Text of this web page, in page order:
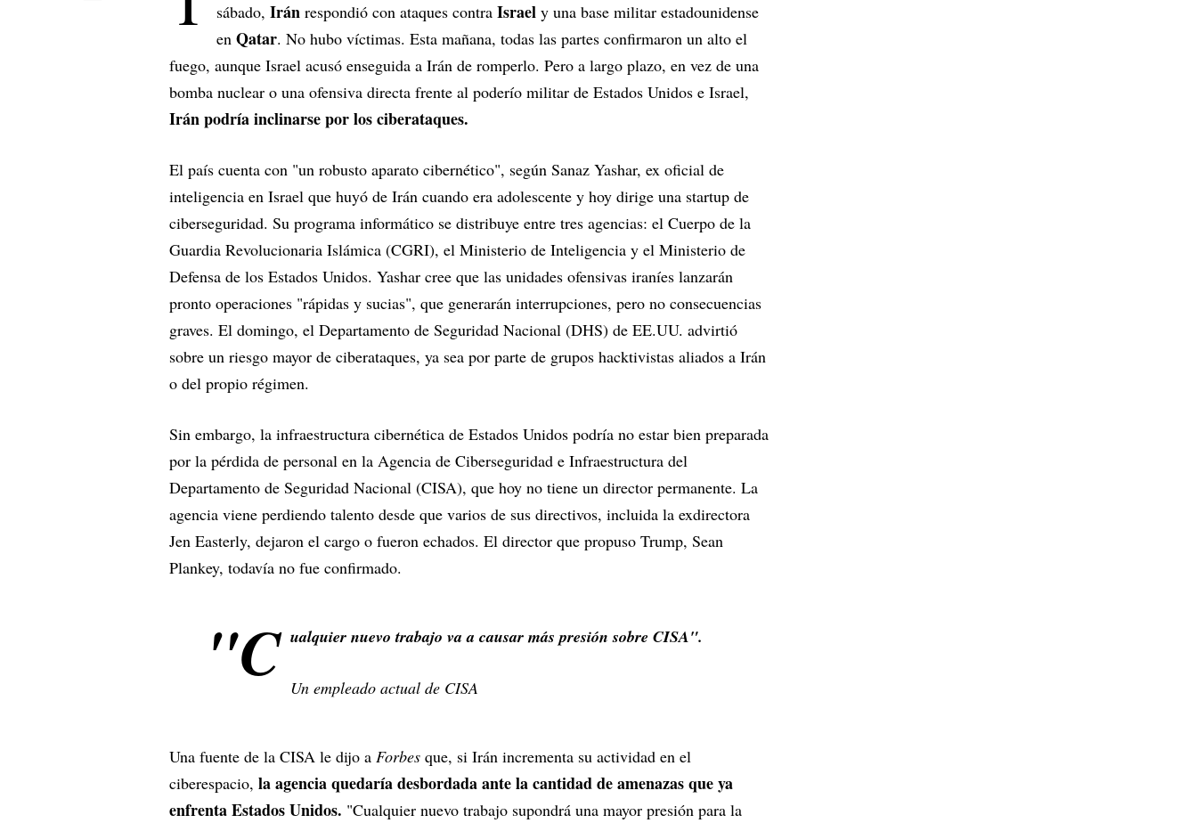
sábado, Irán respondió con ataques contra Israel y una base militar estadounidense
en Qatar. No hubo víctimas. Esta mañana, todas las partes confirmaron un alto el
fuego, aunque Israel acusó enseguida a Irán de romperlo. Pero a largo plazo, en vez de una
bomba nuclear o una ofensiva directa frente al poderío militar de Estados Unidos e Israel,
Irán podría inclinarse por los ciberataques.
El país cuenta con "un robusto aparato cibernético", según Sanaz Yashar, ex oficial de
inteligencia en Israel que huyó de Irán cuando era adolescente y hoy dirige una startup de
ciberseguridad. Su programa informático se distribuye entre tres agencias: el Cuerpo de la
Guardia Revolucionaria Islámica (CGRI), el Ministerio de Inteligencia y el Ministerio de
Defensa de los Estados Unidos. Yashar cree que las unidades ofensivas iraníes lanzarán
pronto operaciones "rápidas y sucias", que generarán interrupciones, pero no consecuencias
graves. El domingo, el Departamento de Seguridad Nacional (DHS) de EE.UU. advirtió
sobre un riesgo mayor de ciberataques, ya sea por parte de grupos hacktivistas aliados a Irán
o del propio régimen.
Sin embargo, la infraestructura cibernética de Estados Unidos podría no estar bien preparada
por la pérdida de personal en la Agencia de Ciberseguridad e Infraestructura del
Departamento de Seguridad Nacional (CISA), que hoy no tiene un director permanente. La
agencia viene perdiendo talento desde que varios de sus directivos, incluida la exdirectora
Jen Easterly, dejaron el cargo o fueron echados. El director que propuso Trump, Sean
Plankey, todavía no fue confirmado.
"C ualquier nuevo trabajo va a causar más presión sobre CISA".
Un empleado actual de CISA
Una fuente de la CISA le dijo a Forbes que, si Irán incrementa su actividad en el
ciberespacio, la agencia quedaría desbordada ante la cantidad de amenazas que ya
enfrenta Estados Unidos. "Cualquier nuevo trabajo supondrá una mayor presión para la